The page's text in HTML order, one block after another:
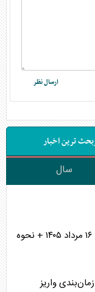
ترین اخبار
سال
جدول قطعی برق استان کرمانشاه فردا جمعه ۱۶ مرداد ۱۴۰۵ + نحوه
مرداد ۱۴۰۵ / جدول زمان‌بندی واریز